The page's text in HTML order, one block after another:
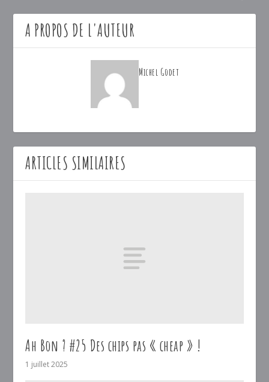
A PROPOS DE L'AUTEUR
Michel Godet
ARTICLES SIMILAIRES
Ah Bon ? #25 Des chips pas « cheap » !
1 juillet 2025